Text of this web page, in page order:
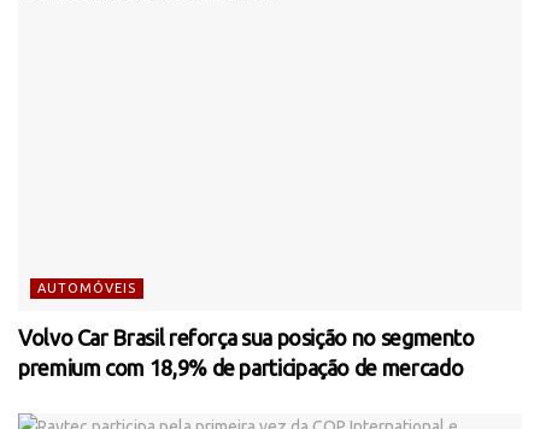
AUTOMÓVEIS
Volvo Car Brasil reforça sua posição no segmento
premium com 18,9% de participação de mercado